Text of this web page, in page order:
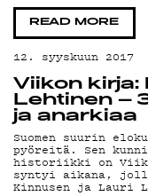
KIRJAUDU
READ MORE
12. syyskuun 2017
Viikon kirja:
Lehtinen –
ja anarkiaa
Suomen suurin
pyöreitä. Sen
historiikki on
syntyi aikana,
Kinnusen ja Lauri